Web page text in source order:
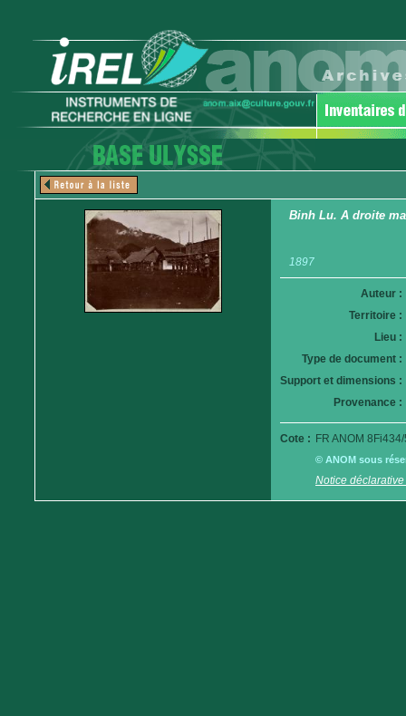
Binh Lu. A droite
1897
Auteur :
Territoire :
Lieu :
Type de document :
Support et dimensions :
Provenance :
Cote : FR ANOM
© ANOM sous
Notice